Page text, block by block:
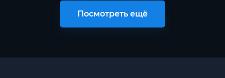
Посмотреть ещё